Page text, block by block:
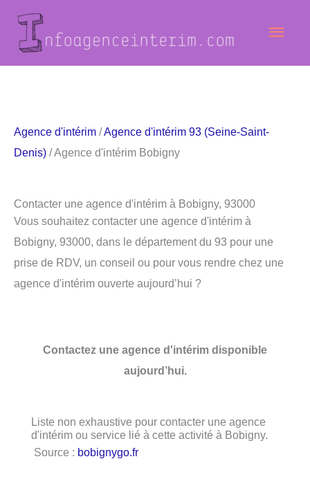
contenu
Agence d'intérim /Agence d'intérim 93 (Seine-Saint-
Denis) / Agence d'intérim Bobigny
Contacter une agence d'intérim à Bobigny, 93000
Vous souhaitez contacter une agence d'intérim à
Bobigny, 93000, dans le département du 93 pour une
prise de RDV, un conseil ou pour vous rendre chez une
agence d'intérim ouverte aujourd’hui ?
Contactez une agence d'intérim disponible
aujourd’hui.
Liste non exhaustive pour contacter une agence
d'intérim ou service lié à cette activité à Bobigny.
Source : bobignygo.fr